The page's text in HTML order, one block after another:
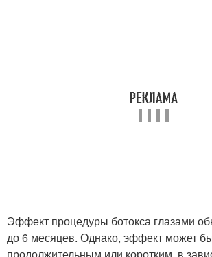
Эффект процедуры ботокса глазами
до 6 месяцев. Однако, эффект может